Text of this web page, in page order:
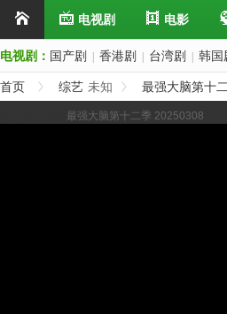
电视剧 电影
电视剧： 国产剧 香港剧 台湾剧 韩国
首页 综艺 未知 最强大脑第十
最强大脑第十二季 20250308